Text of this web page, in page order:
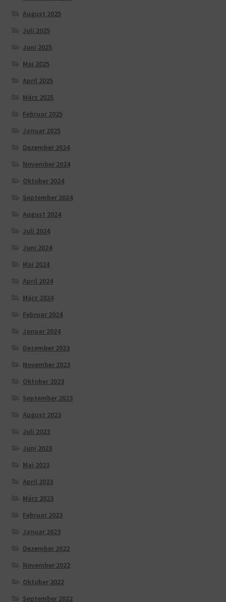
August 2025
Juli 2025
Juni 2025
Mai 2025
April 2025
März 2025
Februar 2025
Januar 2025
Dezember 2024
November 2024
Oktober 2024
September 2024
August 2024
Juli 2024
Juni 2024
Mai 2024
April 2024
März 2024
Februar 2024
Januar 2024
Dezember 2023
November 2023
Oktober 2023
September 2023
August 2023
Juli 2023
Juni 2023
Mai 2023
April 2023
März 2023
Februar 2023
Januar 2023
Dezember 2022
November 2022
Oktober 2022
September 2022